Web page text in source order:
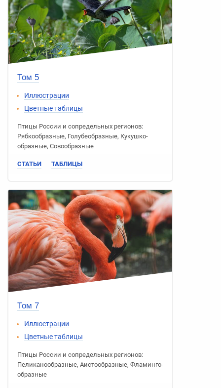
Том 5
Иллюстрации
Цветные таблицы
Птицы России и сопредельных регионов:
Рябко­образные, Голубе­образные, Кукушко­
образные, Сово­образные
СТАТЬИ ТАБЛИЦЫ
Том 7
Иллюстрации
Цветные таблицы
Птицы России и сопредельных регионов:
Пеликано­образные, Аисто­образные, Фламинго­
образные